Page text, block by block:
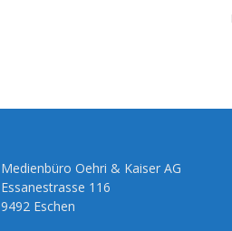
Medienbüro Oehri & Kaiser AG
Essanestrasse 116
9492 Eschen